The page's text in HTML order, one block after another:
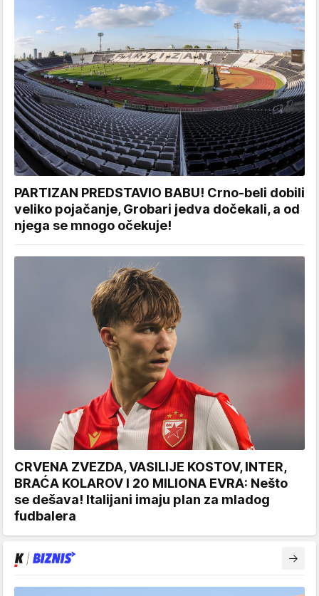
PARTIZAN PREDSTAVIO BABU! Crno-beli dobili
veliko pojačanje, Grobari jedva dočekali, a od
njega se mnogo očekuje!
CRVENA ZVEZDA, VASILIJE KOSTOV, INTER,
BRAĆA KOLAROV I 20 MILIONA EVRA: Nešto
se dešava! Italijani imaju plan za mladog
fudbalera